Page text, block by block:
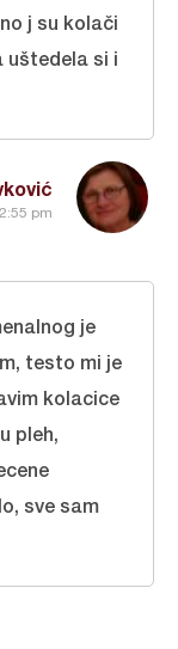
pm
j su kolači
uštedela si i
je
testo mi je
kolacice
pleh,
sve sam